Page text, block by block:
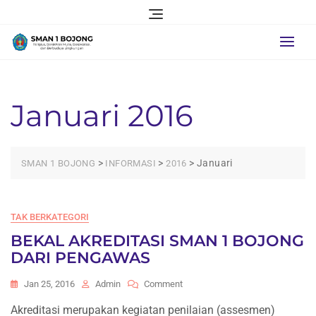
content
Januari 2016
SMAN 1 BOJONG > INFORMASI >2016 >Januari
TAK BERKATEGORI
BEKAL AKREDITASI SMAN 1 BOJONG
DARI PENGAWAS
Jan 25, 2016 Admin CommentOn
AKREDITASI
Akreditasi merupakan kegiatan penilaian (assesmen)